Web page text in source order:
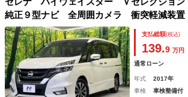
純正９型ナビ 全周囲カメラ 衝突軽減装
ートキー ＬＥＤヘッド ＥＴＣ クルコン
ＡＷ ステアリングスイッチ Ｂｌｕｅｔ
グ ＣＤ ＤＶＤ再生
支払総額(税込)
139.9 万円
通常ローン
年式 2017年
車検
車検整備付